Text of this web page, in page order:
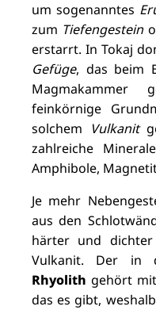
um sogenanntes
zum Tiefengestein
erstarrt. In Tokaj
Gefüge, das beim
feinkörnige
solchem
Vulkanit
zahlreiche
Amphibole,
Je mehr
aus den
härter und
Vulkanit. Der in
Rhyolith gehört
das es gibt,